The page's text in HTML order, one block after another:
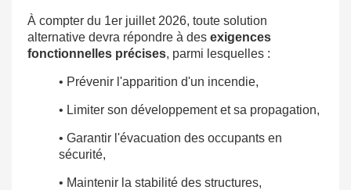
À compter du 1er juillet 2026, toute solution
alternative devra répondre à des exigences
fonctionnelles précises, parmi lesquelles :
• Prévenir l'apparition d'un incendie,
• Limiter son développement et sa propagation,
• Garantir l'évacuation des occupants en
sécurité,
• Maintenir la stabilité des structures,